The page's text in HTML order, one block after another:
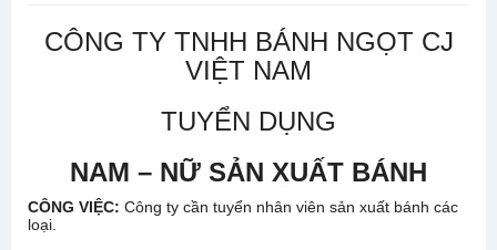
CÔNG TY TNHH BÁNH NGỌT CJ
VIỆT NAM
TUYỂN DỤNG
NAM – NỮ SẢN XUẤT BÁNH
CÔNG VIỆC: Công ty cần tuyển nhân viên sản xuất bánh các
loại.